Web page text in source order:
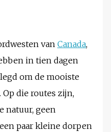
van Canada,
in tien dagen
om de mooiste
die routes zijn,
natuur, geen
paar kleine dorpen